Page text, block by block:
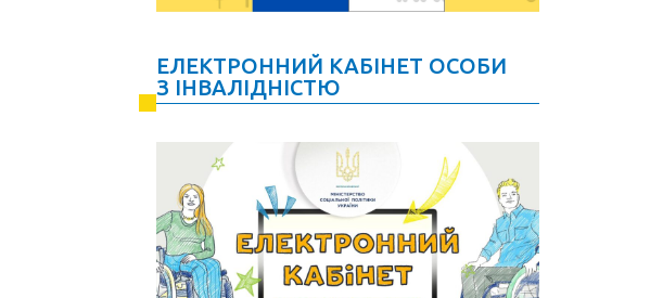
ЕЛЕКТРОННИЙ КАБІНЕТ ОСОБИ
З ІНВАЛІДНІСТЮ